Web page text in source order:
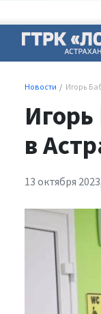
Новости Игорь
в
13 октября